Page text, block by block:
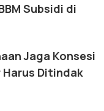
Subsidi di
Jaga Konsesi
Ditindak